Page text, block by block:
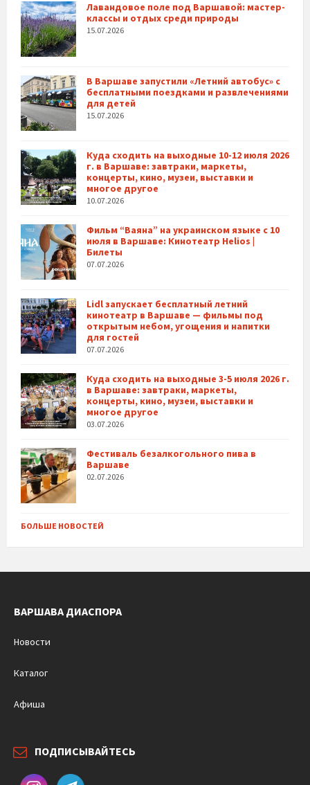
Лавандовое поле под Варшавой: мастер-
классы и отдых среди природы
15.07.2026
В Варшаве запустили «Летний автобус» с
бесплатными поездками и развлечениями
для детей
15.07.2026
Куда сходить на выходные 10-12 июля 2026
г. в Варшаве: завтраки, маркеты,
концерты, кино, музеи, выставки и
многое другое
10.07.2026
Фильм “Ваяна” на украинском языке с 10
июля в Варшаве: Кинотеатр Helios |
Билеты
07.07.2026
Lidl запускает бесплатный летний
кинотеатр в Варшаве — фильмы под
открытым небом, угощения и напитки
для гостей
07.07.2026
Куда сходить на выходные 3-5 июля 2026 г.
в Варшаве: завтраки, маркеты,
концерты, кино, музеи, выставки и
многое другое
03.07.2026
Фестиваль безалкогольного пива в
Варшаве
02.07.2026
БОЛЬШЕ НОВОСТЕЙ
ВАРШАВА ДИАСПОРА
Новости
Каталог
Афиша
ПОДПИСЫВАЙТЕСЬ